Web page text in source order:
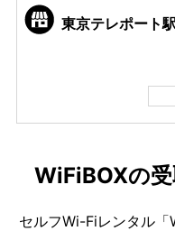
東京テレポート
WiFiBOXの
セルフWi-Fiレンタル「